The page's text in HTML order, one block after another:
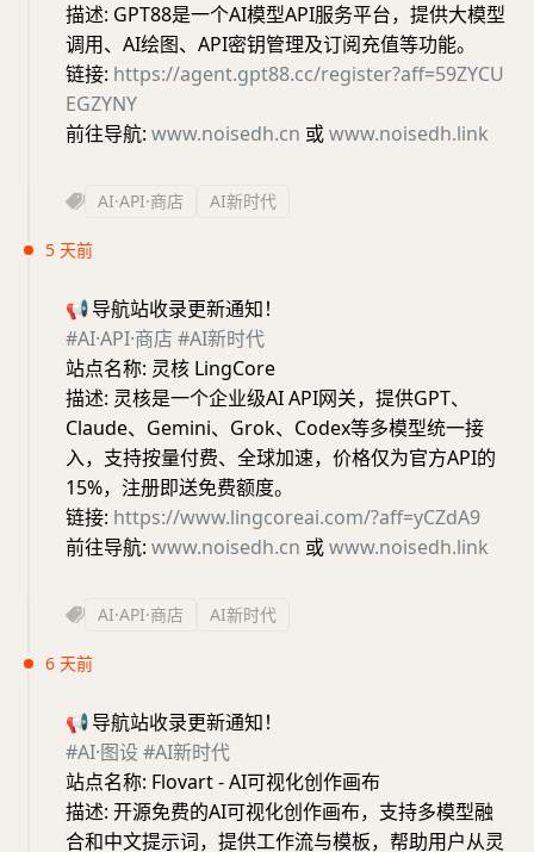
描述: GPT88是一个AI模型API服务平台，提供大模型
调用、AI绘图、API密钥管理及订阅充值等功能。
链接: https://agent.gpt88.cc/register?aff=59ZYCU
EGZYNY
前往导航: www.noisedh.cn 或www.noisedh.link
AI·API·商店 AI新时代
5 天前
📢导航站收录更新通知！
#AI·API·商店 #AI新时代
站点名称: 灵核 LingCore
描述: 灵核是一个企业级AI API网关，提供GPT、
Claude、Gemini、Grok、Codex等多模型统一接
入，支持按量付费、全球加速，价格仅为官方API的
15%，注册即送免费额度。
链接: https://www.lingcoreai.com/?aff=yCZdA9
前往导航: www.noisedh.cn 或www.noisedh.link
AI·API·商店 AI新时代
6 天前
📢导航站收录更新通知！
#AI·图设 #AI新时代
站点名称: Flovart - AI可视化创作画布
描述: 开源免费的AI可视化创作画布，支持多模型融
合和中文提示词，提供工作流与模板，帮助用户从灵